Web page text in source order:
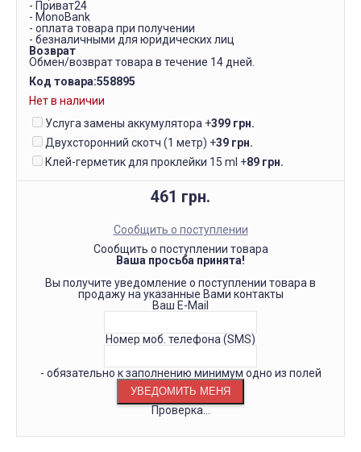
- Приват24
- MonoBank
- оплата товара при получении
- безналичными для юридических лиц
Возврат
Обмен/возврат товара в течение 14 дней.
Код товара:558895
Нет в наличии
Услуга замены аккумулятора +399 грн.
Двухсторонний скотч (1 метр) +39 грн.
Клей-герметик для проклейки 15 ml +89 грн.
461 грн.
Сообщить о поступлении
Сообщить о поступлении товара
Ваша просьба принята!
Вы получите уведомление о поступлении товара в
продажу на указанные Вами контакты
Ваш E-Mail
Номер моб. телефона (SMS)
- обязательно к заполнению минимум одно из полей
Проверка...